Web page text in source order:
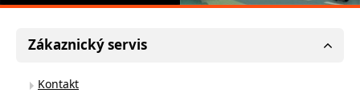
Zákaznický servis
Kontakt